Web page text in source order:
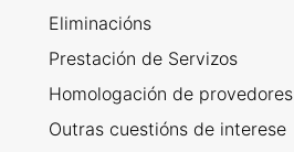
Eliminacións
Prestación de Servizos
Homologación de provedores
Outras cuestións de interese